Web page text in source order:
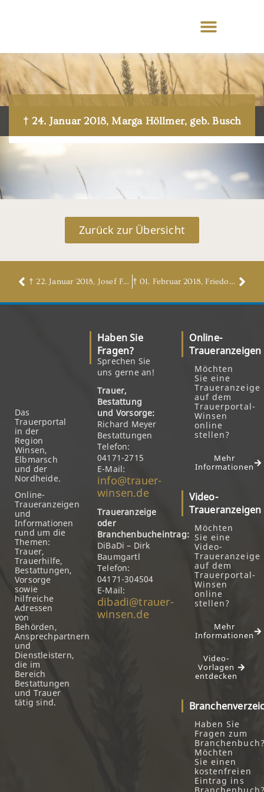
† 24. Januar 2018, Marga Höllmer, geb. Busch
Zurück zur Übersicht
† 22. Januar 2018, Josef Franke † 01. Februar 2018, Friedo Karstens
Das
Trauerportal
in der
Region
Winsen,
Elbmarsch
und der
Nordheide.
Online-
Traueranzeigen
und
Informationen
rund um die
Themen:
Trauer,
Trauerhilfe,
Bestattungen,
Vorsorge
sowie
hilfreiche
Adressen
von
Behörden,
Ansprechpartnern
und
Dienstleistern,
die im
Bereich
Bestattungen
und Trauer
tätig sind.
Haben Sie
Fragen?
Sprechen Sie
uns gerne an!
Trauer,
Bestattung
und Vorsorge:
Richard Meyer
Bestattungen
Telefon:
04171-2715
E-Mail:
info@trauer-
winsen.de
Traueranzeige
oder
Branchenbucheintrag:
DiBaDi – Dirk
Baumgartl
Telefon:
04171-304504
E-Mail:
dibadi@trauer-
winsen.de
Online-
Traueranzeigen
Möchten
Sie eine
Traueranzeige
auf dem
Trauerportal-
Winsen
online
stellen?
Mehr
Informationen
Video-
Traueranzeigen
Möchten
Sie eine
Video-
Traueranzeige
auf dem
Trauerportal-
Winsen
online
stellen?
Mehr
Informationen
Video-
Vorlagen
entdecken
Haben Sie
Fragen zum
Möchten
Sie einen
kostenfreien
Eintrag ins